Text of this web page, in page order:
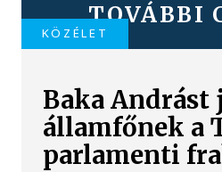
TOVÁBBI
KÖZÉLET
Baka Andrást
államfőnek a
parlamenti